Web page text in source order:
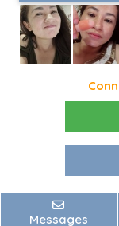
Messages